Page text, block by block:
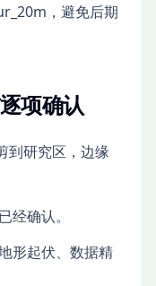
，避免后期
项确认
到研究区，边缘
经确认。
形起伏、数据精